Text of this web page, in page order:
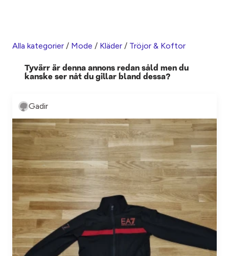
Alla kategorier / Mode / Kläder / Tröjor & Koftor
Tyvärr är denna annons redan såld men du
kanske ser nåt du gillar bland dessa?
Gadir